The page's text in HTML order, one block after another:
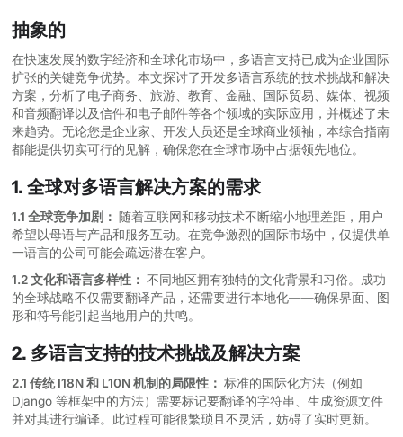
抽象的
在快速发展的数字经济和全球化市场中，多语言支持已成为企业国际
扩张的关键竞争优势。本文探讨了开发多语言系统的技术挑战和解决
方案，分析了电子商务、旅游、教育、金融、国际贸易、媒体、视频
和音频翻译以及信件和电子邮件等各个领域的实际应用，并概述了未
来趋势。无论您是企业家、开发人员还是全球商业领袖，本综合指南
都能提供切实可行的见解，确保您在全球市场中占据领先地位。
1. 全球对多语言解决方案的需求
1.1 全球竞争加剧：
随着互联网和移动技术不断缩小地理差距，用户
希望以母语与产品和服务互动。在竞争激烈的国际市场中，仅提供单
一语言的公司可能会疏远潜在客户。
1.2 文化和语言多样性： 不同地区拥有独特的文化背景和习俗。成功
的全球战略不仅需要翻译产品，还需要进行本地化——确保界面、图
形和符号能引起当地用户的共鸣。
2. 多语言支持的技术挑战及解决方案
2.1 传统 I18N 和 L10N 机制的局限性： 标准的国际化方法（例如
Django 等框架中的方法）需要标记要翻译的字符串、生成资源文件
并对其进行编译。此过程可能很繁琐且不灵活，妨碍了实时更新。